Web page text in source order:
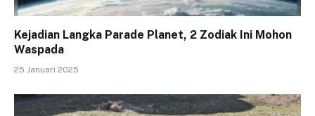
Kejadian Langka Parade Planet, 2 Zodiak Ini Mohon
Waspada
25 Januari 2025